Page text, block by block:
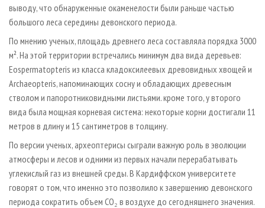
ИНСТРУМЕНТ И МАТЕРИАЛЫ
БИБЛИОТЕКА СПЕЦИАЛИСТА
выводу, что обнаруженные окаменелости были раньше частью
большого леса середины девонского периода.
По мнению ученых, площадь древнего леса составляла порядка 3000
м². На этой территории встречались минимум два вида деревьев:
Eospermatopteris из класса кладоксилеевых древовидных хвощей и
Archaeopteris, напоминающих сосну и обладающих древесным
стволом и папоротниковидными листьями. кроме того, у второго
вида была мощная корневая система: некоторые корни достигали 11
метров в длину и 15 сантиметров в толщину.
По версии ученых, археоптерисы сыграли важную роль в эволюции
атмосферы и лесов и одними из первых начали перерабатывать
углекислый газ из внешней среды. В Кардиффском университете
говорят о том, что именно это позволило к завершению девонского
периода сократить объем CO₂ в воздухе до сегодняшнего значения.